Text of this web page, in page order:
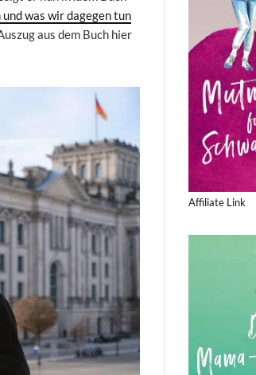
was wir dagegen tun
aus dem Buch hier
Affiliate Link